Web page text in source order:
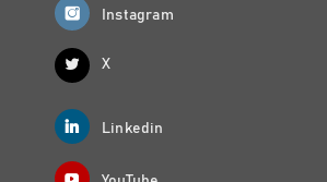
Instagram
X
Linkedin